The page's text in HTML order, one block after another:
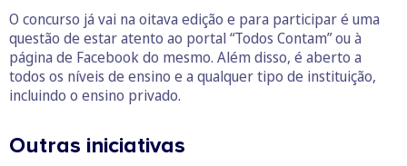
O concurso já vai na oitava edição e para participar é uma
questão de estar atento ao portal “Todos Contam” ou à
página de Facebook do mesmo. Além disso, é aberto a
todos os níveis de ensino e a qualquer tipo de instituição,
incluindo o ensino privado.
Outras iniciativas